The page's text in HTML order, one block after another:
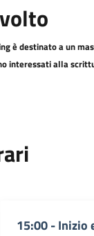
è destinato a un
interessati alla
15:00 - Inizio